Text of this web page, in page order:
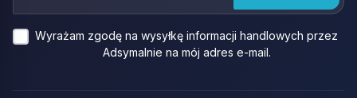
Wyrażam zgodę na wysyłkę informacji handlowych przez
Adsymalnie na mój adres e-mail.